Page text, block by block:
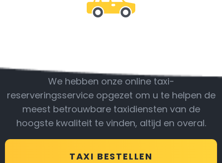
We hebben onze online taxi-
reserveringsservice opgezet om u te helpen de
meest betrouwbare taxidiensten van de
hoogste kwaliteit te vinden, altijd en overal.
TAXI BESTELLEN